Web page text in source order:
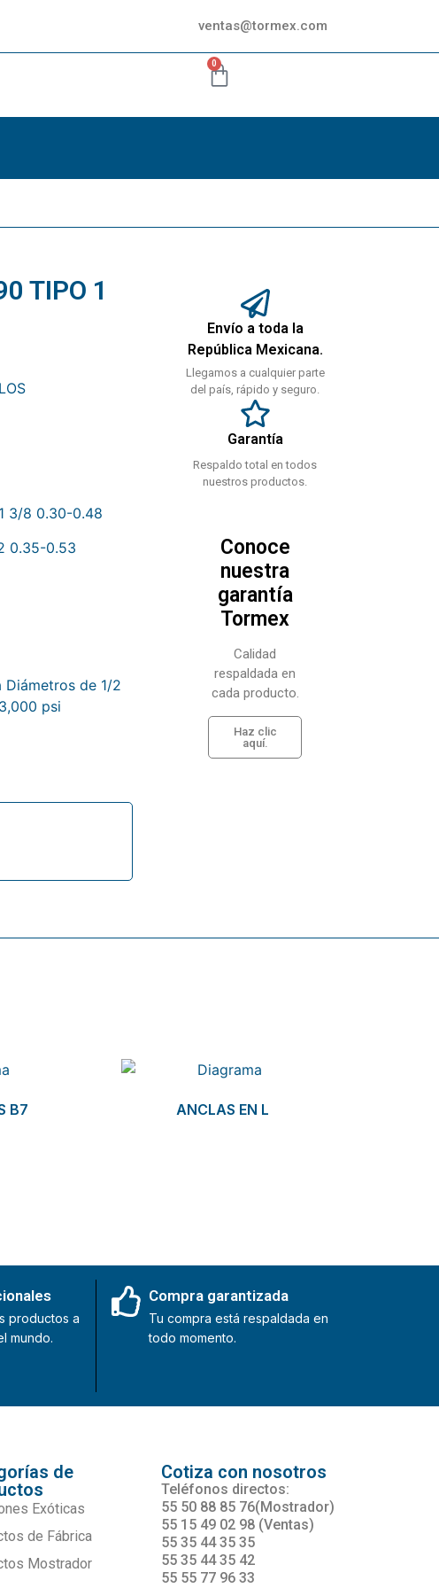
ventas@tormex.com
0
TIPO 1
3/8 0.30-0.48
0.35-0.53
Diámetros de 1/2
psi
Envío a toda la
República Mexicana.
Llegamos a cualquier parte
del país, rápido y seguro.
Garantía
Respaldo total en todos
nuestros productos.
Conoce
nuestra
garantía
Tormex
Calidad
respaldada en
cada producto.
Haz clic
aquí.
B7 ANCLAS EN L
productos a
mundo.
Compra garantizada
Tu compra está respaldada en
todo momento.
de
Exóticas
de Fábrica
Mostrador
Cotiza con nosotros
Teléfonos directos:
55 50 88 85 76(Mostrador)
55 15 49 02 98 (Ventas)
55 35 44 35 35
55 35 44 35 42
55 55 77 96 33